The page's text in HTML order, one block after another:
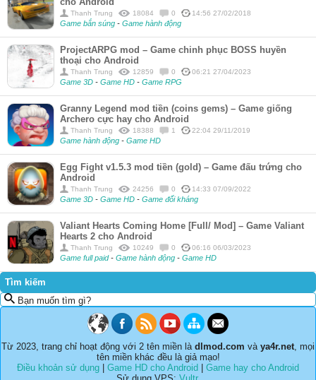
Thanh Trung 18084 0 14:56 27/02/2018
Game bắn súng - Game hành động
ProjectARPG mod – Game chinh phục BOSS huyền
thoại cho Android
Thanh Trung 12859 0 06:21 27/04/2023
Game 3D - Game HD - Game RPG
Granny Legend mod tiền (coins gems) – Game giống
Archero cực hay cho Android
Thanh Trung 18388 1 22:04 29/11/2019
Game hành động - Game HD
Egg Fight v1.5.3 mod tiền (gold) – Game đấu trứng cho
Android
Thanh Trung 24256 0 14:33 07/09/2022
Game 3D - Game HD - Game đối kháng
Valiant Hearts Coming Home [Full/ Mod] – Game Valiant
Hearts 2 cho Android
Thanh Trung 10249 0 06:16 06/03/2023
Game full paid- Game hành động - Game HD
Tìm kiếm
Bạn muốn tìm gì?
Từ 2023, trang chỉ hoạt động với 2 tên miền là dlmod.com và ya4r.net, mọi
tên miền khác đều là giả mạo!
Điều khoản sử dụng
Game HD cho Android
Game hay cho Android